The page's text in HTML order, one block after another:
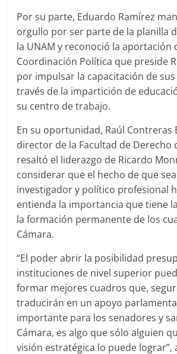
Por su parte, Eduardo Ramírez
orgullo por ser parte de la planilla
la UNAM y reconoció la aportación
Coordinación Política que preside
por impulsar la capacitación de
través de la impartición de
su centro de trabajo.
En su oportunidad, Raúl Contreras
director de la Facultad de Derecho
resaltó el liderazgo de Ricardo
considerar que el hecho de que
investigador y político profesional
entienda la importancia que tiene
la formación permanente de los
Cámara.
“El poder abrir la posibilidad
instituciones de nivel superior
formar mejores cuadros que,
traducirán en un apoyo
importante para los senadores y
Cámara, es algo que sólo alguien
visión estratégica lo puede lograr”,